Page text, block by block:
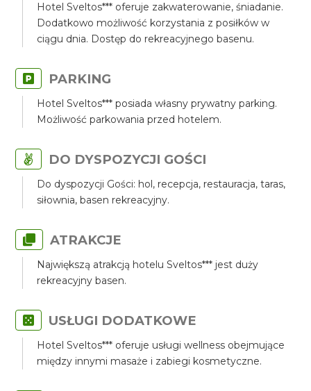
Hotel Sveltos*** oferuje zakwaterowanie, śniadanie.
Dodatkowo możliwość korzystania z posiłków w
ciągu dnia. Dostęp do rekreacyjnego basenu.
PARKING
Hotel Sveltos*** posiada własny prywatny parking.
Możliwość parkowania przed hotelem.
DO DYSPOZYCJI GOŚCI
Do dyspozycji Gości: hol, recepcja, restauracja, taras,
siłownia, basen rekreacyjny.
ATRAKCJE
Największą atrakcją hotelu Sveltos*** jest duży
rekreacyjny basen.
USŁUGI DODATKOWE
Hotel Sveltos*** oferuje usługi wellness obejmujące
między innymi masaże i zabiegi kosmetyczne.